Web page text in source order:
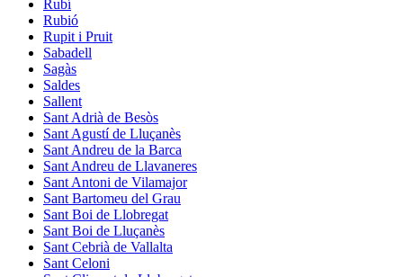
Rubí
Rubió
Rupit i Pruit
Sabadell
Sagàs
Saldes
Sallent
Sant Adrià de Besòs
Sant Agustí de Lluçanès
Sant Andreu de la Barca
Sant Andreu de Llavaneres
Sant Antoni de Vilamajor
Sant Bartomeu del Grau
Sant Boi de Llobregat
Sant Boi de Lluçanès
Sant Cebrià de Vallalta
Sant Celoni